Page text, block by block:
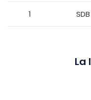
1 SDB
La